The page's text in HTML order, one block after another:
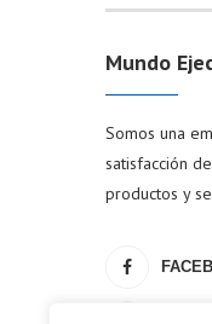
Mundo
Somos una
satisfacción
productos y